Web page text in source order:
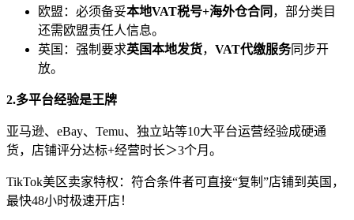
欧盟：必须备妥本地VAT税号+海外仓合同 ，部分类目
还需欧盟责任人信息。
英国：强制要求英国本地发货， VAT代缴服务同步开
放。
2.多平台经验是王牌
亚马逊、eBay、Temu、独立站等10大平台运营经验成硬通
货，店铺评分达标+经营时长＞3个月。
TikTok美区卖家特权：符合条件者可直接“复制”店铺到英国，
最快48小时极速开店！‍